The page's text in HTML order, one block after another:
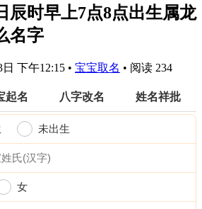
辰时早上7点8点出生属龙
名字
日 下午12:15 • 宝宝取名 • 阅读 234
起名 八字改名 姓名祥批
未出生
女